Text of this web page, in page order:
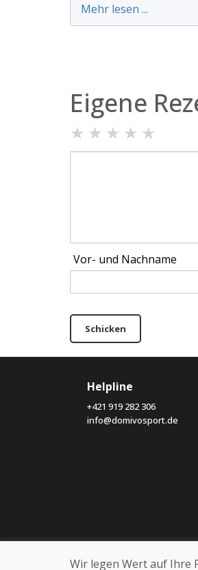
Mehr lesen ...
Eigene
★ ★ ★ ★ ★
Vor- und Nachname
Schicken
Helpline
+421 919 282 306
info@domivosport.de
Wir legen Wert auf Ihre